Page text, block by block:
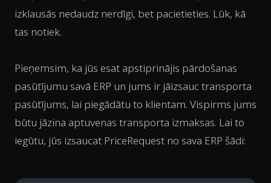
izklausās nedaudz nerdīgi, bet pacietieties. Lūk, kā
tas notiek.
Pieņemsim, ka jūs esat apstiprinājis pārdošanas
pasūtījumu savā ERP un jums ir jāizsauc transporta
pasūtījums, lai piegādātu to klientam. Vispirms jums
būtu jāzina aptuvenas transporta izmaksas. Lai to
iegūtu, jūs izsaucat PriceRequest no sava ERP šādi: